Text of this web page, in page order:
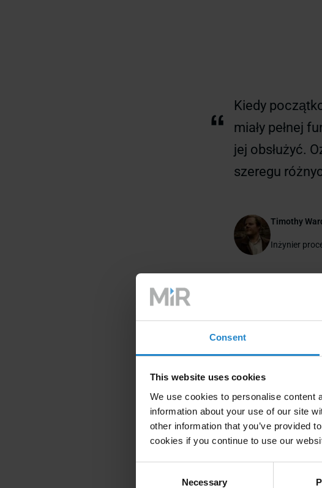
Consent
This website uses cookies
We use cookies to personalise content
information about your use of our site
other information that you’ve provided
cookies if you continue to use our
Necessary
“
Kiedy
miały pełnej
jej obsłużyć.
szeregu
Timothy
Inżynier
Roboty
sześciu